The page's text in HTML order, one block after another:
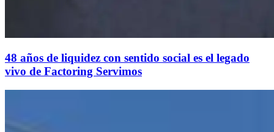
48 años de liquidez con sentido social es el legado
vivo de Factoring Servimos